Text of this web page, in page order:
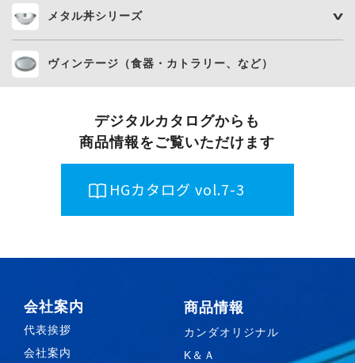
メタル丼シリーズ
ヴィンテージ（食器・カトラリー、など）
デジタルカタログからも
商品情報をご覧いただけます
HGカタログ vol.7-3
会社案内
代表挨拶
会社案内
商品情報
カンダオリジナル
K＆Ａ